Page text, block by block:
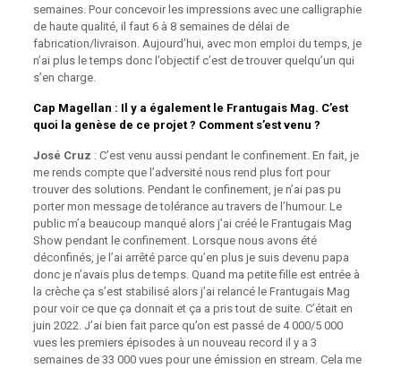
semaines. Pour concevoir les impressions avec une calligraphie
de haute qualité, il faut 6 à 8 semaines de délai de
fabrication/livraison. Aujourd’hui, avec mon emploi du temps, je
n’ai plus le temps donc l’objectif c’est de trouver quelqu’un qui
s’en charge.
Cap Magellan : Il y a également le Frantugais Mag. C’est
quoi la genèse de ce projet ? Comment s’est venu ?
José Cruz : C’est venu aussi pendant le confinement. En fait, je
me rends compte que l’adversité nous rend plus fort pour
trouver des solutions. Pendant le confinement, je n’ai pas pu
porter mon message de tolérance au travers de l’humour. Le
public m’a beaucoup manqué alors j’ai créé le Frantugais Mag
Show pendant le confinement. Lorsque nous avons été
déconfinés, je l’ai arrêté parce qu’en plus je suis devenu papa
donc je n’avais plus de temps. Quand ma petite fille est entrée à
la crèche ça s’est stabilisé alors j’ai relancé le Frantugais Mag
pour voir ce que ça donnait et ça a pris tout de suite. C’était en
juin 2022. J’ai bien fait parce qu’on est passé de 4 000/5 000
vues les premiers épisodes à un nouveau record il y a 3
semaines de 33 000 vues pour une émission en stream. Cela me